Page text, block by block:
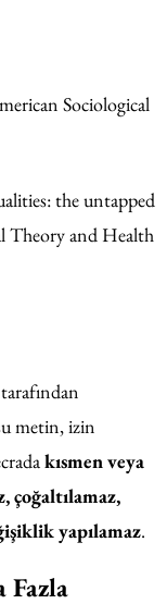
Sociological
the untapped
Theory and Health
tarafından
metin, izin
kısmen veya
çoğaltılamaz,
yapılamaz.
Fazla